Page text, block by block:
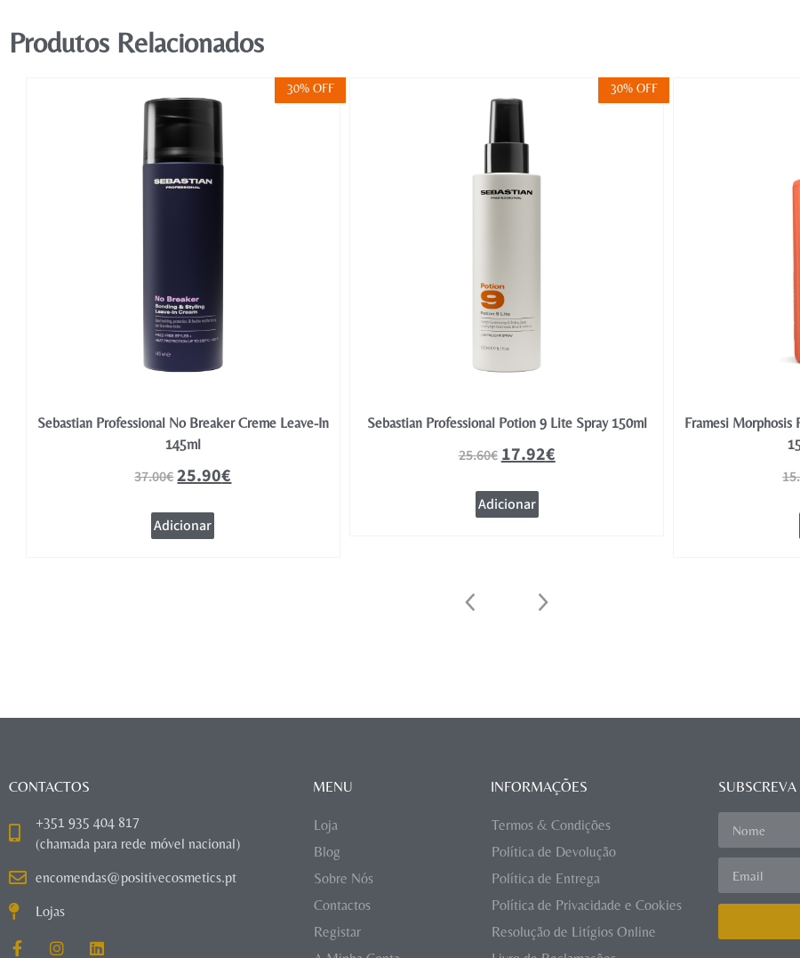
Produtos Relacionados
30% OFF
Sebastian Professional No Breaker Creme Leave-In
145ml
37.00€25.90€
Adicionar
30% OFF
Sebastian Professional Potion 9 Lite Spray 150ml
25.60€17.92€
Adicionar
Framesi Morphosis
CONTACTOS
+351 935 404 817
(chamada para rede móvel nacional)
encomendas@positivecosmetics.pt
Lojas
MENU
Loja
Blog
Sobre Nós
Contactos
Registar
INFORMAÇÕES
Termos & Condições
Política de Devolução
Política de Entrega
Política de Privacidade e Cookies
Resolução de Litígios Online